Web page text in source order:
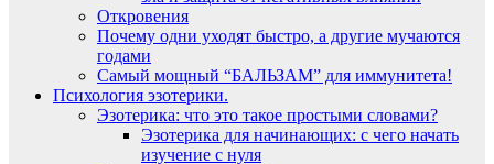
Откровения
Почему одни уходят быстро, а другие мучаются
годами
Самый мощный “БАЛЬЗАМ” для иммунитета!
Психология эзотерики.
Эзотерика: что это такое простыми словами?
Эзотерика для начинающих: с чего начать
изучение с нуля